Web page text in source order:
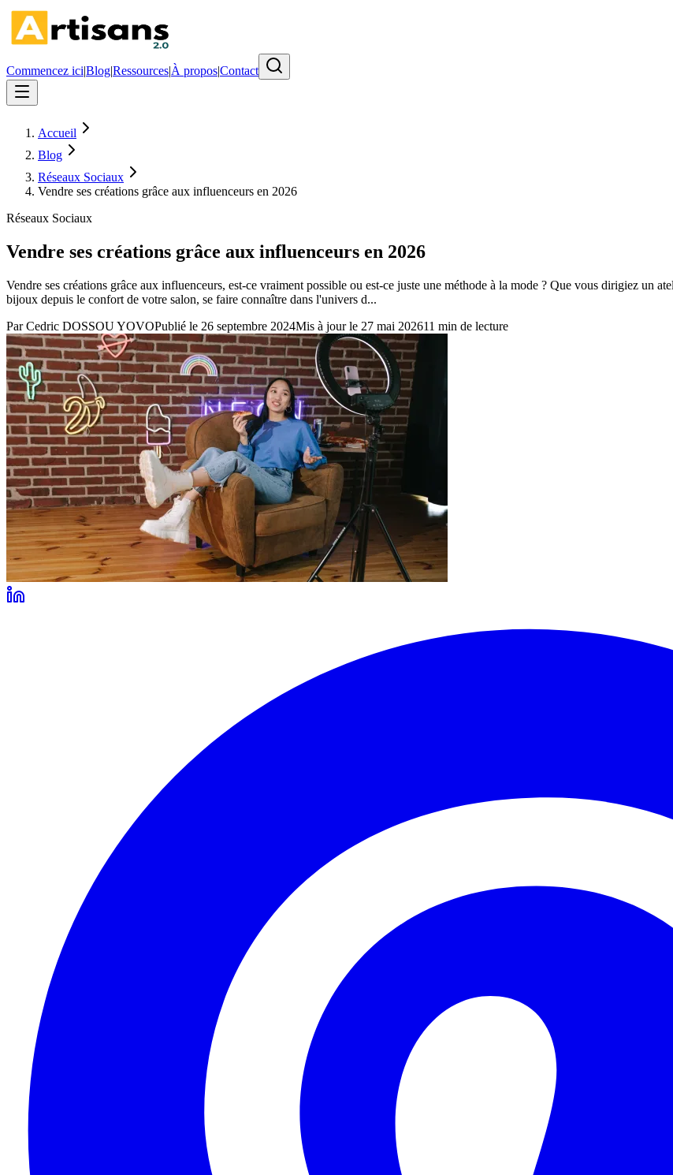
Commencez ici|Blog|Ressources|À propos|Contact
Accueil
Blog
Réseaux Sociaux
Vendre ses créations grâce aux influenceurs en 2026
Réseaux Sociaux
Vendre ses créations grâce aux influenceurs en 2026
Vendre ses créations grâce aux influenceurs, est-ce vraiment possible ou est-ce juste une méthode à la mode ? Que vous dirigiez un
bijoux depuis le confort de votre salon, se faire connaître dans l'univers d...
ParCedric DOSSOU YOVOPublié le 26 septembre 2024Mis à jour le 27 mai 202611 min de lecture